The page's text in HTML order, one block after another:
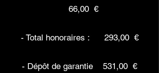
66,00 €
- Total honoraires : 293,00 €
- Dépôt de garantie 531,00 €